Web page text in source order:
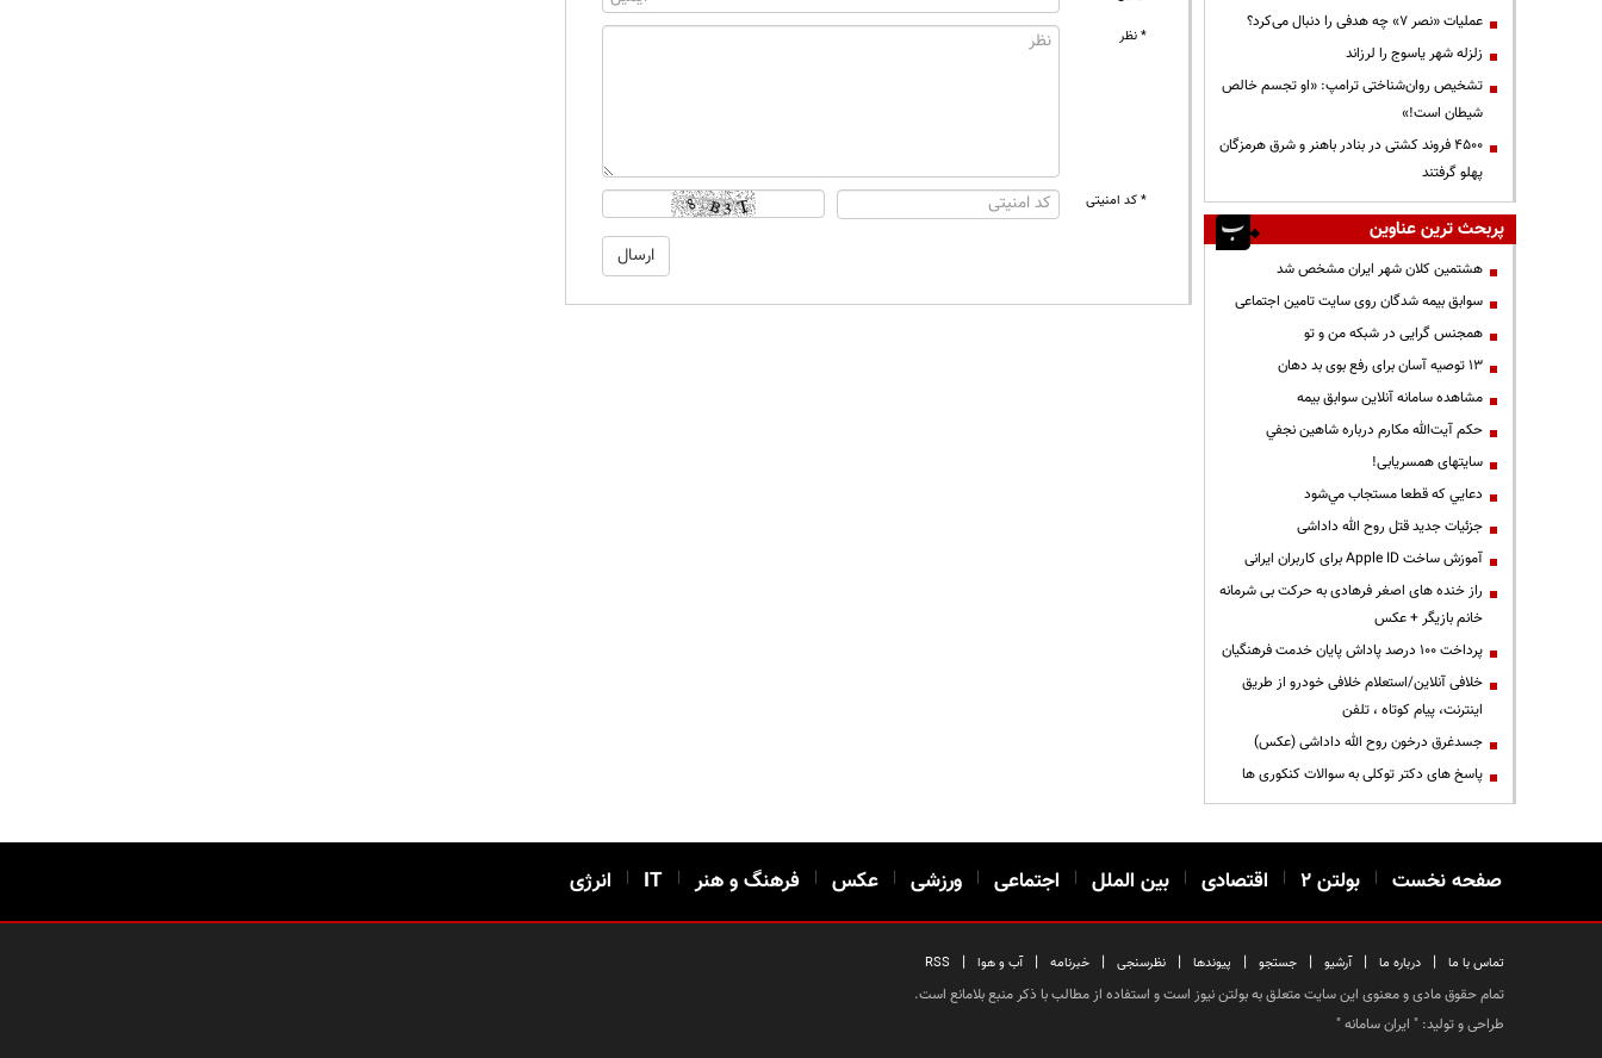
* نظر
* کد امنیتی
عملیات «نصر ۷» چه هدفی را دنبال می‌کرد؟
زلزله شهر یاسوج را لرزاند
تشخیص روان‌شناختی ترامپ: «او تجسم خالص
شیطان است!»
۴۵۰۰ فروند کشتی در بنادر باهنر و شرق هرمزگان
پهلو گرفتند
پربحث ترین عناوین
هشتمین کلان شهر ایران مشخص شد
سوابق بیمه شدگان روی سایت تامین اجتماعی
همجنس گرایی در شبکه من و تو
13 توصیه آسان برای رفع بوی بد دهان
مشاهده سامانه آنلاين سوابق بیمه
حكم آيت‌الله مكارم درباره شاهين نجفي
سایتهای همسریابی!
دعايي كه قطعا مستجاب مي‌شود
جزئیات جدید قتل روح الله داداشی
آموزش ساخت Apple ID برای کاربران ایرانی
راز خنده های اصغر فرهادی به حرکت بی شرمانه
خانم بازیگر + عکس
پرداخت ۱۰۰ درصد پاداش پایان خدمت فرهنگیان
خلافی آنلاین/استعلام خلافی خودرو از طریق
اینترنت، پیام کوتاه ، تلفن
جسدغرق درخون روح الله داداشی (عکس)
پاسخ های دکتر توکلی به سوالات کنکوری ها
صفحه نخست | بولتن ۲ | اقتصادی | بین الملل | اجتماعی | ورزشی | عکس | فرهنگ و هنر |
IT
| انرژی
تماس با ما | درباره ما | آرشیو | جستجو | پیوندها | نظرسنجی | خبرنامه | آب و هوا |
RSS
تمام حقوق مادی و معنوی این سایت متعلق به بولتن نیوز است و استفاده از مطالب با ذکر منبع بلامانع است.
طراحی و تولید: " ایران سامانه"